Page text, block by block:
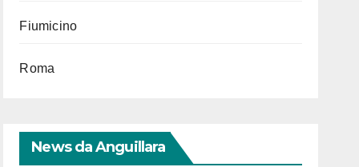
Fiumicino
Roma
News da Anguillara